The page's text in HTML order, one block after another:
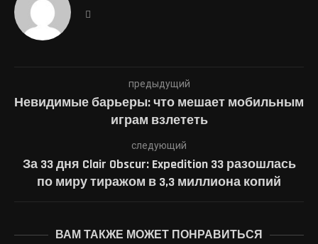
предыдущий
Невидимые барьеры: что мешает мобильным
играм взлететь
следующий
За 33 дня Clair Obscur: Expedition 33 разошлась
по миру тиражом в 3,3 миллиона копий
ВАМ ТАКЖЕ МОЖЕТ ПОНРАВИТЬСЯ